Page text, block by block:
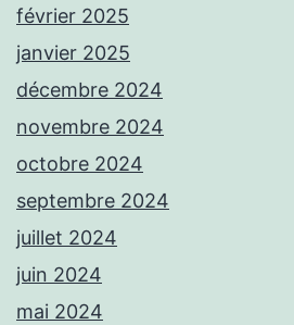
février 2025
janvier 2025
décembre 2024
novembre 2024
octobre 2024
septembre 2024
juillet 2024
juin 2024
mai 2024